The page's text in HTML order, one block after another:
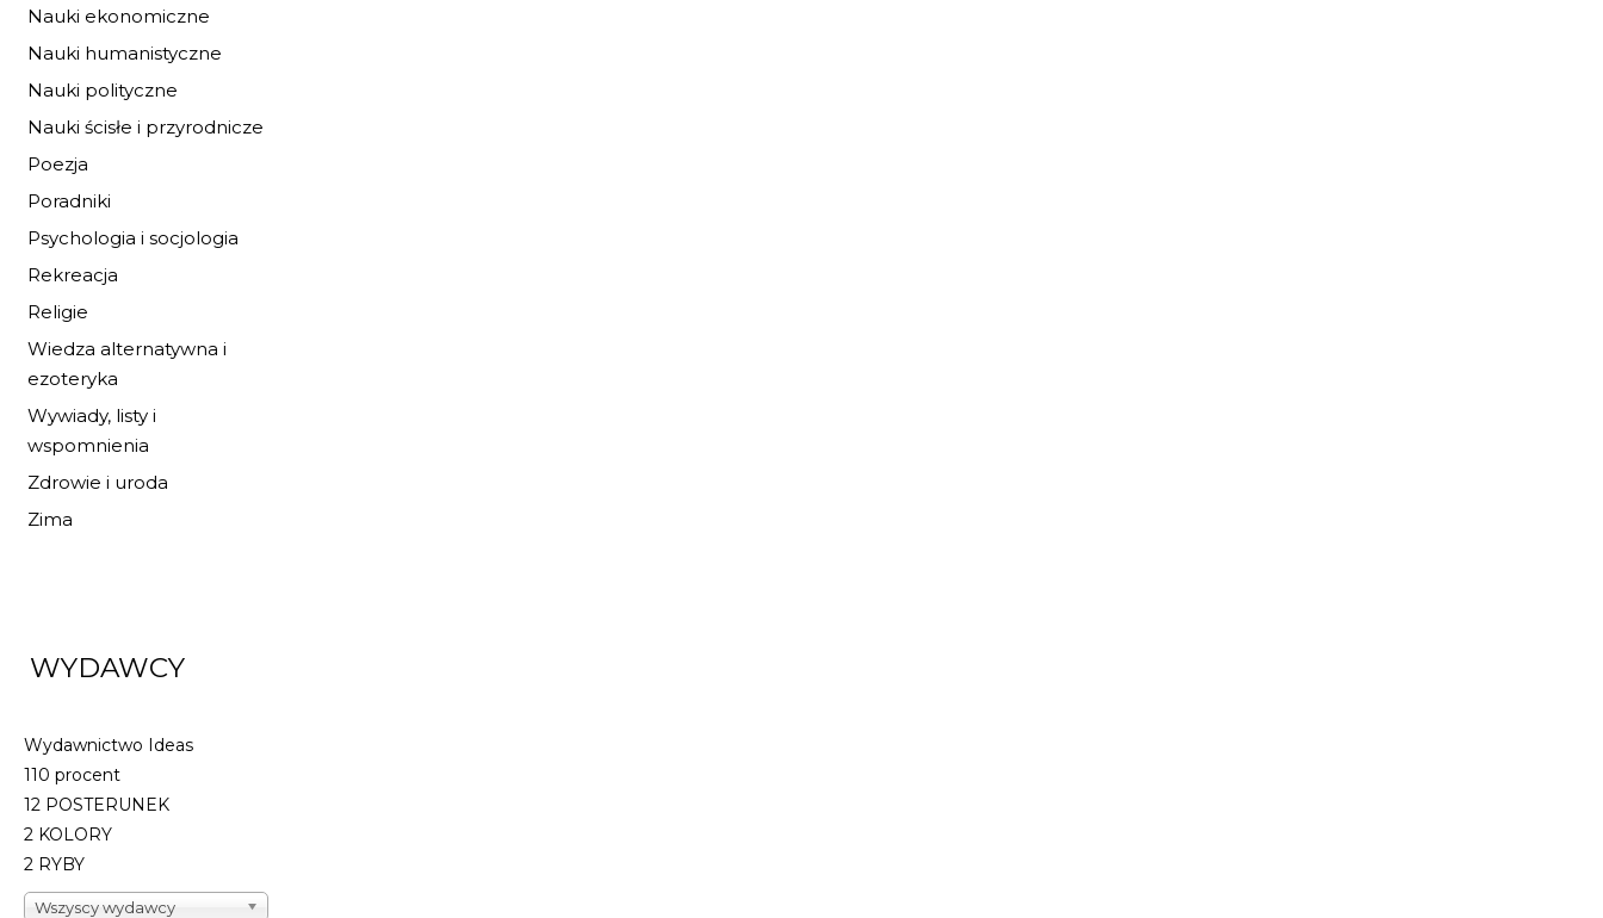
Nauki ekonomiczne
Nauki humanistyczne
Nauki polityczne
Nauki ścisłe i przyrodnicze
Poezja
Poradniki
Psychologia i socjologia
Rekreacja
Religie
Wiedza alternatywna i
ezoteryka
Wywiady, listy i
wspomnienia
Zdrowie i uroda
Zima
WYDAWCY
Wydawnictwo Ideas
110 procent
12 POSTERUNEK
2 KOLORY
2 RYBY
Wszyscy wydawcy